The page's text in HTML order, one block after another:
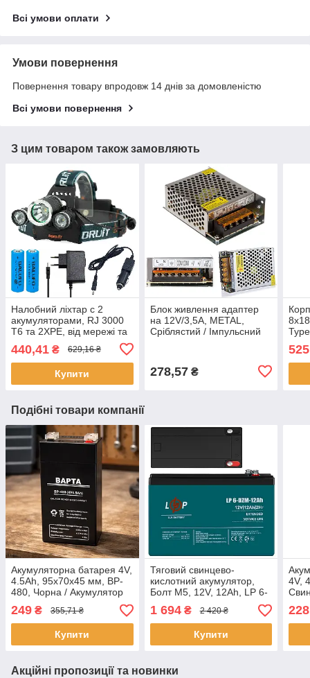
Всі умови оплати
Умови повернення
Повернення товару впродовж 14 днів за домовленістю
Всі умови повернення
З цим товаром також замовляють
Налобний ліхтар с 2
акумуляторами, RJ 3000
Т6 та 2XPE, від мережі та
Акумуляторний ліхтарик
на голову
440,41 ₴ 629,16 ₴
Купити
Блок живлення адаптер
на 12V/3,5A, METAL,
Сріблястий / Імпульсний
278,57₴
для
525
Подібні товари компанії
Акумуляторна батарея 4V,
4.5Ah, 95х70х45 мм, BP-
480, Чорна / Акумулятор
для ДБЖ / Акумулятор
свинцево-кислотний
249 ₴ 355,71 ₴
Купити
Тяговий свинцево-
кислотний акумулятор,
Болт М5, 12V, 12Ah, LP 6-
DZM-20 / Акумулятор
свинцево-кислотний /
Батарея акумуляторна
1 694₴ 2 420 ₴
Купити
4V,
ДБЖ
228
Акційні пропозиції та новинки